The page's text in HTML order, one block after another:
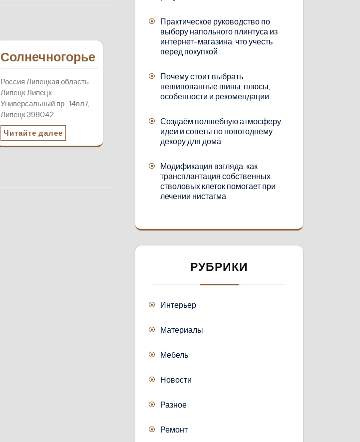
Солнечногорье
Россия Липецкая область
Липецк Липецк
Универсальный пр., 14вл7,
Липецк 398042…
Читайте далее
Практическое руководство по
выбору напольного плинтуса из
интернет-магазина: что учесть
перед покупкой
Почему стоит выбрать
нешипованные шины: плюсы,
особенности и рекомендации
Создаём волшебную атмосферу:
идеи и советы по новогоднему
декору для дома
Модификация взгляда: как
трансплантация собственных
стволовых клеток помогает при
лечении нистагма
РУБРИКИ
Интерьер
Материалы
Мебель
Новости
Разное
Ремонт